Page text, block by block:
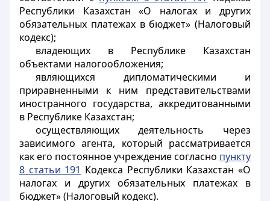
Республики Казахстан «О налогах и других
обязательных платежах в бюджет» (Налоговый
кодекс);
владеющих в Республике Казахстан
объектами налогообложения;
являющихся дипломатическими и
приравненными к ним представительствами
иностранного государства, аккредитованными
в Республике Казахстан;
осуществляющих деятельность через
зависимого агента, который рассматривается
как его постоянное учреждение согласно пункту
8 статьи 191 Кодекса Республики Казахстан «О
налогах и других обязательных платежах в
бюджет» (Налоговый кодекс).